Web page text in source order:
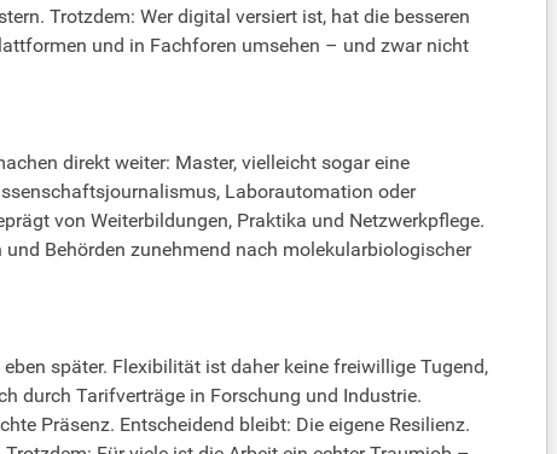
Trotzdem: Wer digital versiert ist, hat die besseren
und in Fachforen umsehen – und zwar nicht
direkt weiter: Master, vielleicht sogar eine
Laborautomation oder
von Weiterbildungen, Praktika und Netzwerkpflege.
Behörden zunehmend nach molekularbiologischer
später. Flexibilität ist daher keine freiwillige Tugend,
durch Tarifverträge in Forschung und Industrie.
Präsenz. Entscheidend bleibt: Die eigene Resilienz.